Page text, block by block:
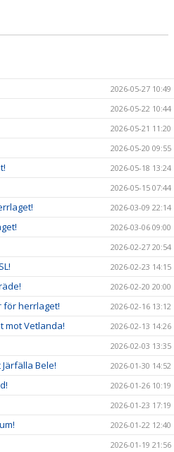
2026-05-27 10:49
2026-05-22 10:44
2026-05-21 11:20
2026-05-20 09:55
2026-05-18 13:24
2026-05-15 07:44
2026-03-09 22:14
2026-03-06 09:00
2026-02-27 20:54
2026-02-23 14:15
2026-02-20 20:00
för herrlaget! 2026-02-16 13:12
mot Vetlanda! 2026-02-13 14:26
2026-02-03 13:35
Bele! 2026-01-30 14:52
2026-01-26 10:19
2026-01-23 17:19
2026-01-22 12:40
2026-01-19 21:56